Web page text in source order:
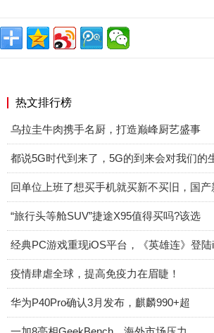
热文排行榜
乌拉圭牛肉携手名厨，打造巅峰厨艺盛事
都说5G时代到来了，5G的到来会对我们的
回单位上班了想买手机就买新不买旧，国产
“旅行头等舱SUV”捷途X95值得买吗?该选
经典PC游戏重现iOS平台，《英雄连》登陆i
疫情肆虐全球，提高免疫力在眉睫！
华为P40Pro确认3月发布，麒麟990+超